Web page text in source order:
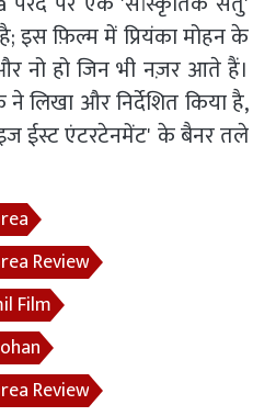
इस फ़िल्म में प्रियंका मोहन के
नो हो जिन भी नज़र आते हैं।
ने लिखा और निर्देशित किया है,
ईस्ट एंटरटेनमेंट' के बैनर तले
Review
Film
Review